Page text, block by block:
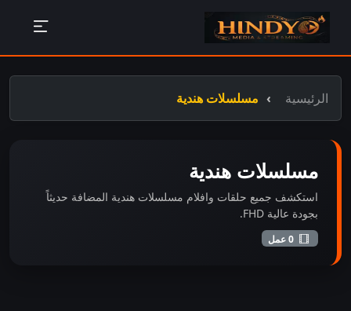
الرئيسية مسلسلات هندية
مسلسلات هندية
استكشف جميع حلقات وافلام مسلسلات هندية المضافة حديثاً
بجودة عالية FHD.